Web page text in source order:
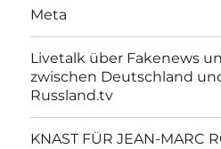
Meta
Livetalk über Fakenews
zwischen Deutschland
Russland.tv
KNAST FÜR JEAN-MARC